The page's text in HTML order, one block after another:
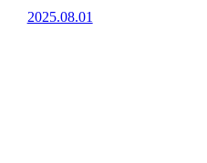
2025.08.01